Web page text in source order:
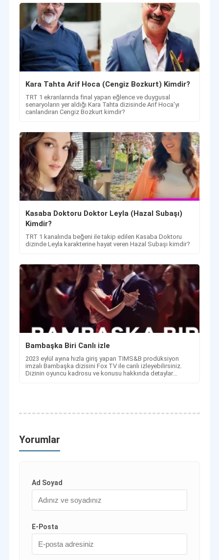
Kara Tahta Arif Hoca (Cengiz Bozkurt) Kimdir?
TRT 1 ekranlarında final yapan eğlence ve duygusal
senaryoların yer aldığı Kara Tahta dizisinde Arif Hoca'yı
canlandıran Cengiz Bozkurt kimdir?
Kasaba Doktoru Doktor Leyla (Hazal Subaşı)
Kimdir?
TRT 1 kanalında beğeni ile takip edilen Kasaba Doktoru
dizinde Leyla karakterine hayat veren Hazal Subaşı kimdir?
Bambaşka Biri Canlı izle
2023 eylül ayına hızla giriş yapan TIMS&B prodüksiyon
imzalı Bambaşka dizisini Fox TV ile canlı izleyebilirsiniz.
Dizinin oyuncu kadrosu ve konusu hakkında detaylar
Yorumlar
Ad Soyad
E-Posta